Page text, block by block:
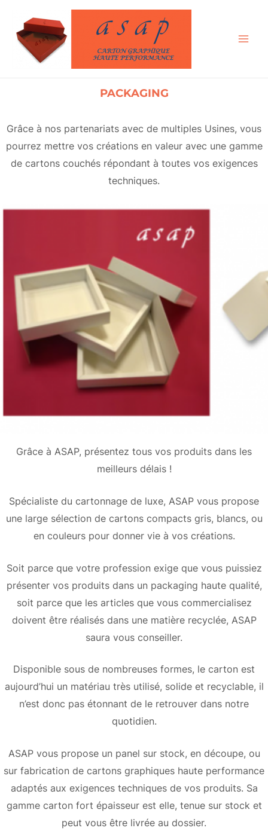
contenu
PACKAGING
Grâce à nos partenariats avec de multiples Usines, vous
pourrez mettre vos créations en valeur avec une gamme
de cartons couchés répondant à toutes vos exigences
techniques.
Grâce à ASAP, présentez tous vos produits dans les
meilleurs délais !
Spécialiste du cartonnage de luxe, ASAP vous propose
une large sélection de cartons compacts gris, blancs, ou
en couleurs pour donner vie à vos créations.
Soit parce que votre profession exige que vous puissiez
présenter vos produits dans un packaging haute qualité,
soit parce que les articles que vous commercialisez
doivent être réalisés dans une matière recyclée, ASAP
saura vous conseiller.
Disponible sous de nombreuses formes, le carton est
aujourd’hui un matériau très utilisé, solide et recyclable, il
n’est donc pas étonnant de le retrouver dans notre
quotidien.
ASAP vous propose un panel sur stock, en découpe, ou
sur fabrication de cartons graphiques haute performance
adaptés aux exigences techniques de vos produits. Sa
gamme carton fort épaisseur est elle, tenue sur stock et
peut vous être livrée au dossier.